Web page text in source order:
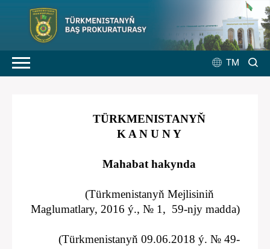
TM
TÜRKMENISTANYŇ
K A N U N Y
Mahabat hakynda
(Türkmenistanyň Mejlisiniň
Maglumatlary, 2016 ý., № 1, 59-njy madda)
(Türkmenistanyň 09.06.2018 ý. № 49-